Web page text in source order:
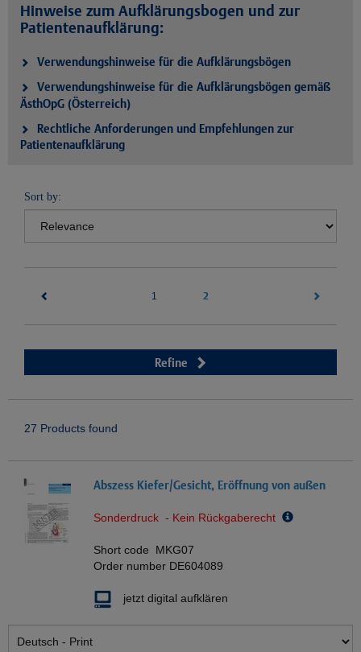
Hinweise zum Aufklärungsbogen und zur
Patientenaufklärung:
Verwendungshinweise für die Aufklärungsbögen
Verwendungshinweise für die Aufklärungsbögen gemäß
ÄsthOpG (Österreich)
Rechtliche Anforderungen und Empfehlungen zur
Patientenaufklärung
Sort by:
1 2
Refine
27 Products found
Abszess Kiefer/Gesicht, Eröffnung von außen
Sonderdruck - Kein Rückgaberecht
Short code MKG07
Order number DE604089
jetzt digital aufklären